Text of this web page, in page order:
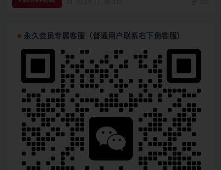
永久会员专属客服（普通用户联系右下角客服）